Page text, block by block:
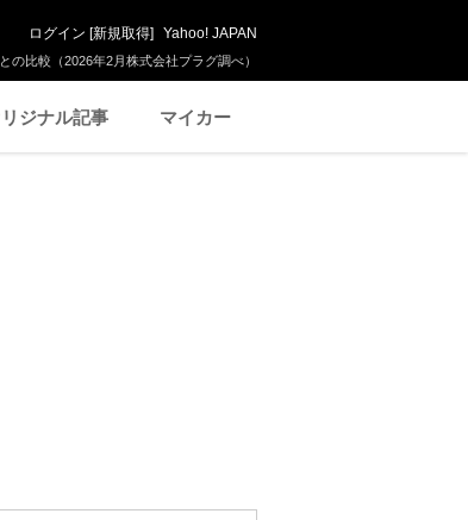
比較（2026年2月株式会社プラグ調べ）
ログイン [新規取得] Yahoo! JAPAN
ジナル記事 マイカー